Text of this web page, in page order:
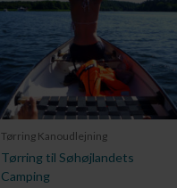
Tørring Kanoudlejning
Tørring til Søhøjlandets
Camping